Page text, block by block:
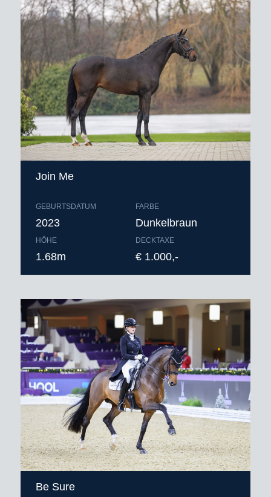
Join Me
GEBURTSDATUM
2023
HÖHE
1.68m
FARBE
Dunkelbraun
DECKTAXE
€ 1.000,-
Be Sure